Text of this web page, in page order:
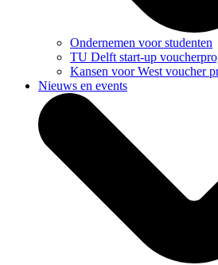
Ondernemen voor studenten
TU Delft start-up
Kansen voor West voucher
Nieuws en events